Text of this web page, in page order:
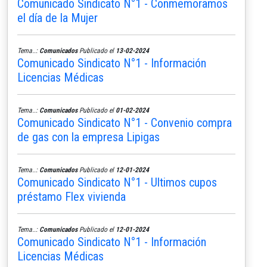
Comunicado Sindicato N°1 - Conmemoramos
el día de la Mujer
Tema..: ComunicadosPublicado el 13-02-2024
Comunicado Sindicato N°1 - Información
Licencias Médicas
Tema..: ComunicadosPublicado el 01-02-2024
Comunicado Sindicato N°1 - Convenio compra
de gas con la empresa Lipigas
Tema..: ComunicadosPublicado el 12-01-2024
Comunicado Sindicato N°1 - Ultimos cupos
préstamo Flex vivienda
Tema..: ComunicadosPublicado el 12-01-2024
Comunicado Sindicato N°1 - Información
Licencias Médicas